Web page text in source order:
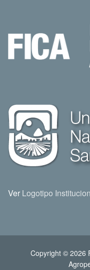
Ver Logotipo
Copyright © 2026